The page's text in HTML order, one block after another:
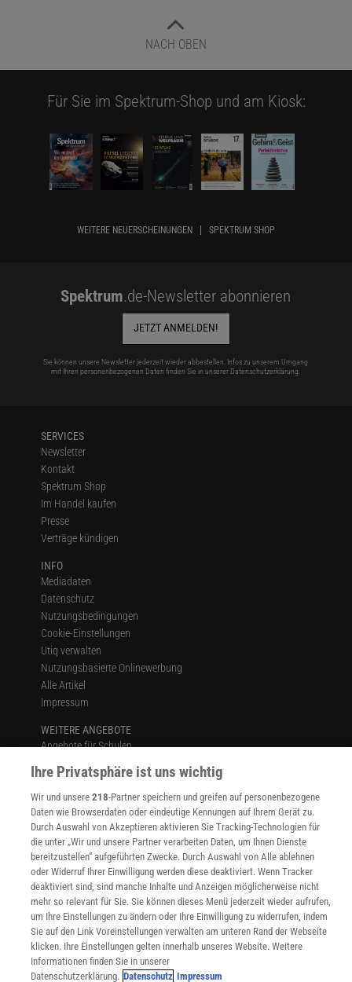
NACH OBEN
Für Sie im Spektrum-Shop und am Kiosk:
WEITERE NEUERSCHEINUNGEN SPEKTRUM SHOP
Spektrum.de-Newsletter abonnieren
JETZT ANMELDEN!
Sie können unsere Newsletter jederzeit wieder abbestellen. Infos zu unserem Umgang
mit Ihren personenbezogenen Daten finden Sie in unserer Datenschutzerklärung
SERVICES
Newsletter
Kontakt
Spektrum Shop
Im Handel kaufen
Presse
Verträge kündigen
INFO
Mediadaten
Datenschutz
Nutzungsbedingungen
Cookie-Einstellungen
Utiq verwalten
Nutzungsbasierte Onlinewerbung
Alle Artikel
Impressum
WEITERE ANGEBOTE
Angebote für Schulen
Sprachen lernen mit Gymglish
Lexika
Für Spektrum schreiben
Zugänglichkeitserklärung
WEBSEITEN
KielSCN
Wissenschaft in die Schulen
SciLogs
Uns finden Sie auch hier:
Ihre Privatsphäre ist uns wichtig
Wir und unsere218-Partner speichern und greifen auf personenbezogene
Daten wie Browserdaten oder eindeutige Kennungen auf Ihrem Gerät zu.
Durch Auswahl von Akzeptieren aktivieren Sie Tracking-Technologien für
die unter „Wir und unsere Partner verarbeiten Daten, um Ihnen Dienste
bereitzustellen“ aufgeführten Zwecke. Durch Auswahl von Alle ablehnen
oder Widerruf Ihrer Einwilligung werden diese deaktiviert. Wenn Tracker
deaktiviert sind, sind manche Inhalte und Anzeigen möglicherweise nicht
mehr so relevant für Sie. Sie können dieses Menü jederzeit wieder aufrufen,
um Ihre Einstellungen zu ändern oder Ihre Einwilligung zu widerrufen, indem
Sie auf den Link Voreinstellungen verwalten am unteren Rand der Webseite
klicken. Ihre Einstellungen gelten innerhalb unseres Website. Weitere
Informationen finden Sie in unserer
Datenschutzerklärung. Datenschutz Impressum